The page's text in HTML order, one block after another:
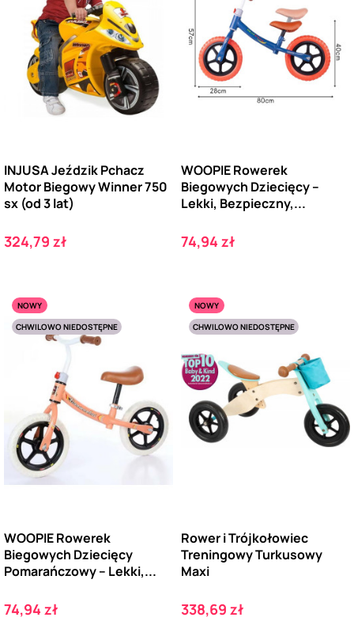
INJUSA Jeździk Pchacz
Motor Biegowy Winner 750
sx (od 3 lat)
Cena
324,79 zł
WOOPIE Rowerek
Biegowych Dziecięcy –
Lekki, Bezpieczny,...
Cena
74,94 zł
NOWY
CHWILOWO NIEDOSTĘPNE
WOOPIE Rowerek
Biegowych Dziecięcy
Pomarańczowy – Lekki,...
Cena
74,94 zł
NOWY
CHWILOWO NIEDOSTĘPNE
Rower i Trójkołowiec
Treningowy Turkusowy
Maxi
Cena
338,69 zł